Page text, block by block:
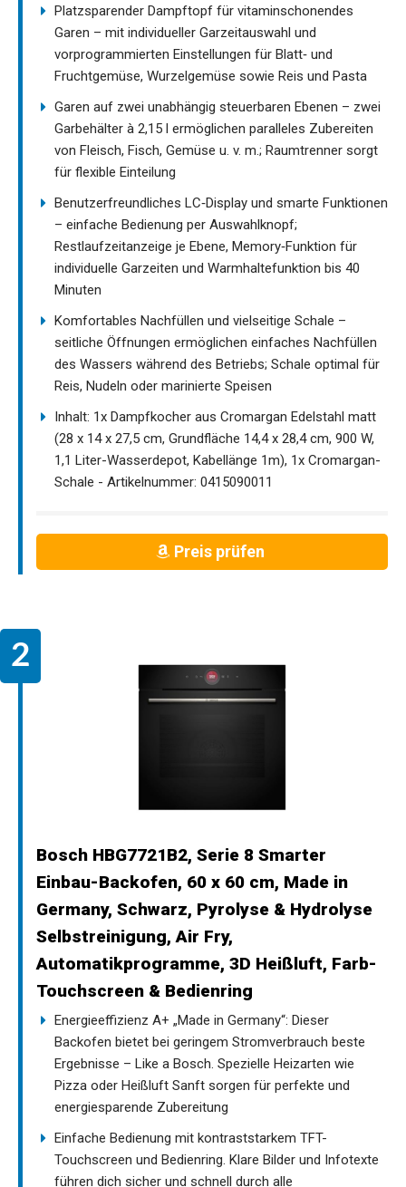
Platzsparender Dampftopf für vitaminschonendes
Garen – mit individueller Garzeitauswahl und
vorprogrammierten Einstellungen für Blatt‑ und
Fruchtgemüse, Wurzelgemüse sowie Reis und Pasta
Garen auf zwei unabhängig steuerbaren Ebenen – zwei
Garbehälter à 2,15 l ermöglichen paralleles Zubereiten
von Fleisch, Fisch, Gemüse u. v. m.; Raumtrenner sorgt
für flexible Einteilung
Benutzerfreundliches LC‑Display und smarte Funktionen
– einfache Bedienung per Auswahlknopf;
Restlaufzeitanzeige je Ebene, Memory‑Funktion für
individuelle Garzeiten und Warmhaltefunktion bis 40
Minuten
Komfortables Nachfüllen und vielseitige Schale –
seitliche Öffnungen ermöglichen einfaches Nachfüllen
des Wassers während des Betriebs; Schale optimal für
Reis, Nudeln oder marinierte Speisen
Inhalt: 1x Dampfkocher aus Cromargan Edelstahl matt
(28 x 14 x 27,5 cm, Grundfläche 14,4 x 28,4 cm, 900 W,
1,1 Liter-Wasserdepot, Kabellänge 1m), 1x Cromargan-
Schale - Artikelnummer: 0415090011
Preis prüfen
Bosch HBG7721B2, Serie 8 Smarter
Einbau-Backofen, 60 x 60 cm, Made in
Germany, Schwarz, Pyrolyse & Hydrolyse
Selbstreinigung, Air Fry,
Automatikprogramme, 3D Heißluft, Farb-
Touchscreen & Bedienring
Energieeffizienz A+ „Made in Germany“: Dieser
Backofen bietet bei geringem Stromverbrauch beste
Ergebnisse – Like a Bosch. Spezielle Heizarten wie
Pizza oder Heißluft Sanft sorgen für perfekte und
energiesparende Zubereitung
Einfache Bedienung mit kontraststarkem TFT-
Touchscreen und Bedienring. Klare Bilder und Infotexte
führen dich sicher und schnell durch alle